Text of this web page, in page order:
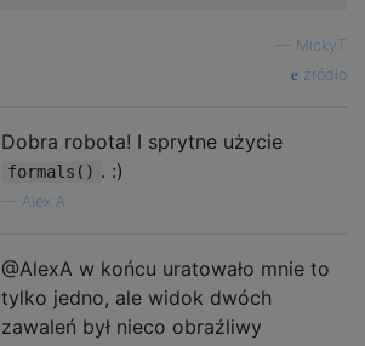
MickyT
źródło
Dobra robota! I sprytne użycie
formals() . :)
Alex A.
@AlexA w końcu uratowało mnie to
tylko jedno, ale widok dwóch
zawaleń był nieco obraźliwy